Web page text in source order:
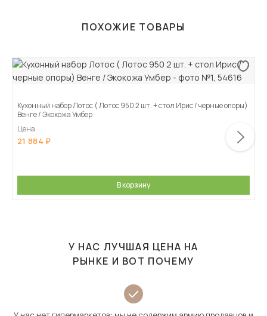
ПОХОЖИЕ ТОВАРЫ
Кухонный набор Лотос ( Лотос 950 2 шт. + стол Ирис / черные опоры)
Венге / Экокожа Умбер
Цена
21 884
В корзину
У НАС ЛУЧШАЯ ЦЕНА НА
РЫНКЕ И ВОТ ПОЧЕМУ